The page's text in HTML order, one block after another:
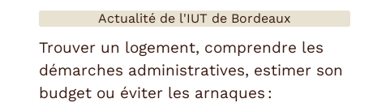
Actualité de l'IUT de Bordeaux
Trouver un logement, comprendre les
démarches administratives, estimer son
budget ou éviter les arnaques :